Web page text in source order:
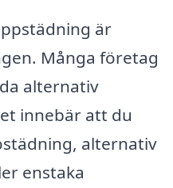
är
Många företag
alternativ
innebär att du
alternativ
enstaka